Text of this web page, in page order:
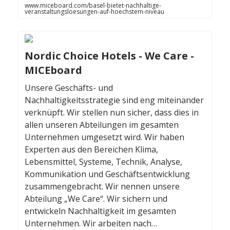
www.miceboard.com/basel-bietet-nachhaltige-
veranstaltungsloesungen-auf-hoechstem-niveau
Nordic Choice Hotels - We Care -
MICEboard
Unsere Geschäfts- und
Nachhaltigkeitsstrategie sind eng miteinander
verknüpft. Wir stellen nun sicher, dass dies in
allen unseren Abteilungen im gesamten
Unternehmen umgesetzt wird. Wir haben
Experten aus den Bereichen Klima,
Lebensmittel, Systeme, Technik, Analyse,
Kommunikation und Geschäftsentwicklung
zusammengebracht. Wir nennen unsere
Abteilung „We Care“. Wir sichern und
entwickeln Nachhaltigkeit im gesamten
Unternehmen. Wir arbeiten nach…